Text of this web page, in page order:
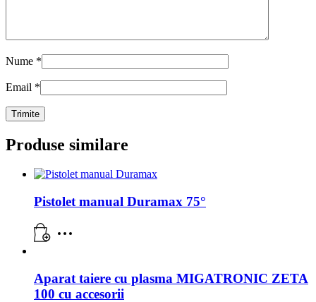
Nume *
Email *
Produse similare
Pistolet manual Duramax 75°
Aparat taiere cu plasma MIGATRONIC ZETA
100 cu accesorii